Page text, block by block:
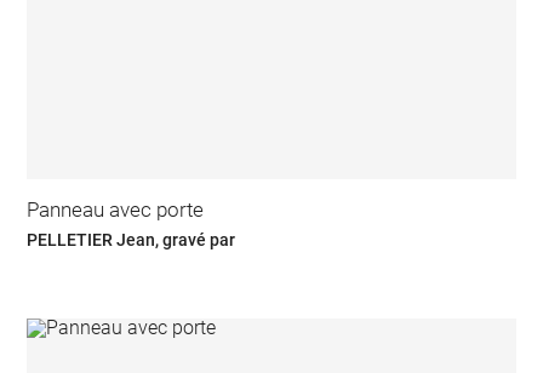
Panneau avec porte
PELLETIER Jean, gravé par